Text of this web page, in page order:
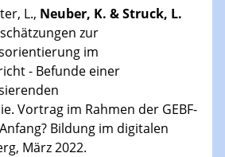
L., Neuber, K. & Struck, L.
zur
im
- Befunde einer
Vortrag im Rahmen der GEBF-
Bildung im digitalen
März 2022.